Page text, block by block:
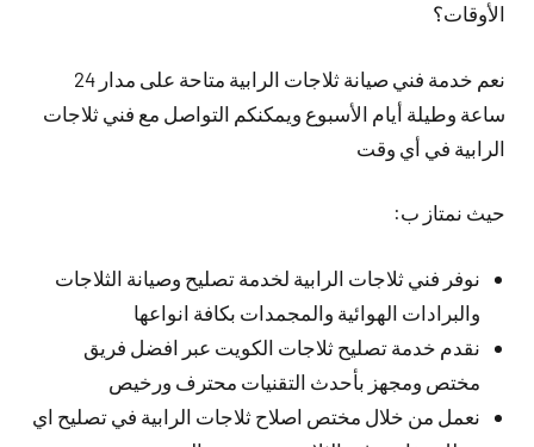
الأوقات؟
نعم خدمة فني صيانة ثلاجات الرابية متاحة على مدار 24
ساعة وطيلة أيام الأسبوع ويمكنكم التواصل مع فني ثلاجات
الرابية في أي وقت
حيث نمتاز ب:
نوفر فني ثلاجات الرابية لخدمة تصليح وصيانة الثلاجات
والبرادات الهوائية والمجمدات بكافة انواعها
نقدم خدمة تصليح ثلاجات الكويت عبر افضل فريق
مختص ومجهز بأحدث التقنيات محترف ورخيص
نعمل من خلال مختص اصلاح ثلاجات الرابية في تصليح اي